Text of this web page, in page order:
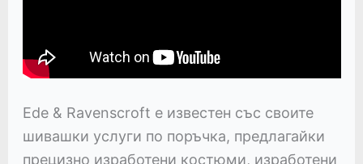
Ede & Ravenscroft е известен със своите
шивашки услуги по поръчка, предлагайки
прецизно изработени костюми, изработени